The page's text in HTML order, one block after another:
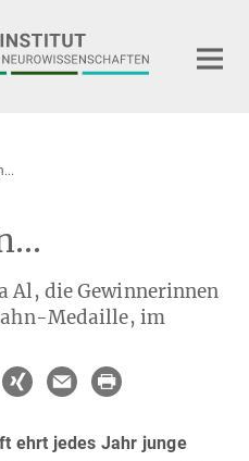
Al, die Gewinnerinnen
Medaille, im
ehrt jedes Jahr junge